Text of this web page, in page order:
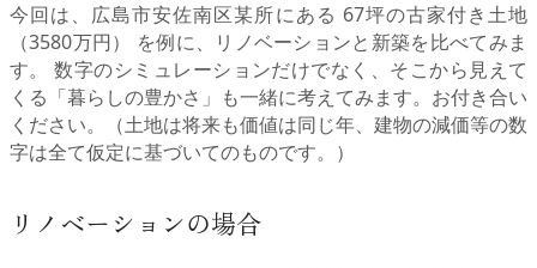
今回は、広島市安佐南区某所にある 67坪の古家付き土地
（3580万円） を例に、リノベーションと新築を比べてみま
す。 数字のシミュレーションだけでなく、そこから見えて
くる「暮らしの豊かさ」も一緒に考えてみます。お付き合い
ください。（土地は将来も価値は同じ年、建物の減価等の数
字は全て仮定に基づいてのものです。）
リノベーションの場合